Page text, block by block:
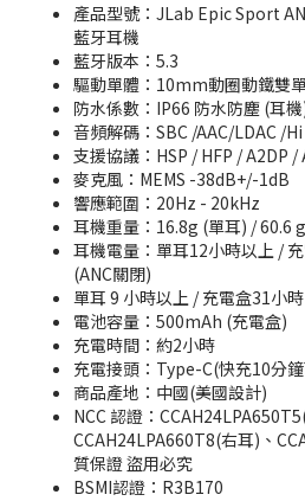
產品型號：JLab Epic Sport
藍牙耳機
藍牙版本：5.3
驅動單體：10mm動圈動鐵雙
防水係數：IP66 防水防塵 (耳
音頻解碼：SBC /AAC/LDAC /
支援協議：HSP / HFP / A2DP /
麥克風：MEMS -38dB+/-1dB
響應範圍：20Hz - 20kHz
耳機重量：16.8g (單耳) / 60.6
耳機電量：單耳12小時以上 /
(ANC關閉)
單耳 9 小時以上 / 充電盒31小
電池容量：500mAh (充電盒)
充電時間：約2小時
充電接頭：Type-C(快充10分
商品產地：中國(美國設計)
NCC 認證：
CCAH24LPA660T8(右耳)、
質保證 盜用必究
BSMI認證：R3B170